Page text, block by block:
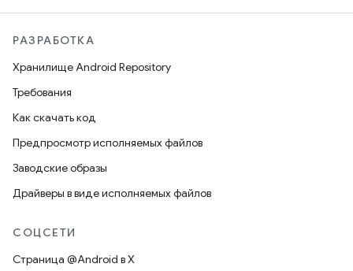
РАЗРАБОТКА
Хранилище Android Repository
Требования
Как скачать код
Предпросмотр исполняемых файлов
Заводские образы
Драйверы в виде исполняемых файлов
СОЦСЕТИ
Страница @Android в X